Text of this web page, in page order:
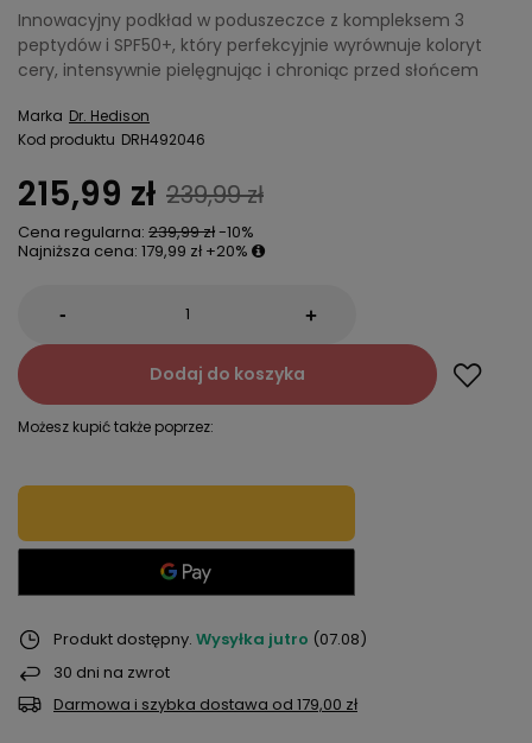
Innowacyjny podkład w poduszeczce z kompleksem 3
peptydów i SPF50+, który perfekcyjnie wyrównuje koloryt
cery, intensywnie pielęgnując i chroniąc przed słońcem
Marka Dr. Hedison
Kod produktu DRH492046
215,99 zł 239,99 zł
Cena regularna: 239,99 zł-10%
Najniższa cena: 179,99 zł +20%
- +
Dodaj do koszyka
Możesz kupić także poprzez:
Produkt dostępny Wysyłka jutro (07.08)
30 dni na zwrot
Darmowa i szybka dostawa od 179,00 zł